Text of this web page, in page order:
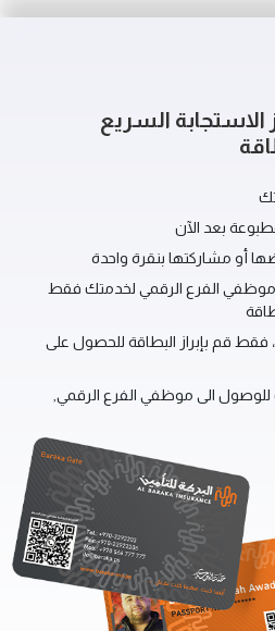
السريع
بعد الآن
أو مشاركتها بنقرة واحدة
موظفي الفرع الرقمي لخدمتك فقط
فقط قم بإبراز البطاقة للحصول على
الى موظفي الفرع الرقمي,